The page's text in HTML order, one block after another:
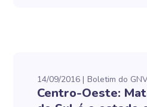
14/09/2016 Boletim do
Centro-Oeste: